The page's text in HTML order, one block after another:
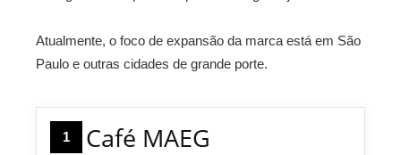
Atualmente, o foco de expansão da marca está em São
Paulo e outras cidades de grande porte.
1 Café MAEG